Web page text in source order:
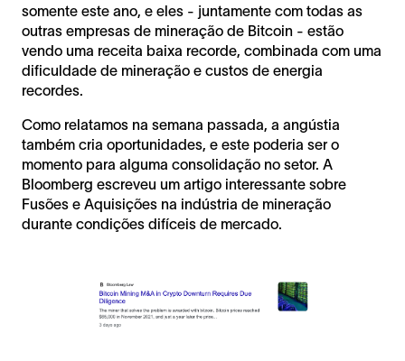
somente este ano, e eles - juntamente com todas as
outras empresas de mineração de Bitcoin - estão
vendo uma receita baixa recorde, combinada com uma
dificuldade de mineração e custos de energia
recordes.
Como relatamos na semana passada, a angústia
também cria oportunidades, e este poderia ser o
momento para alguma consolidação no setor. A
Bloomberg escreveu um artigo interessante sobre
Fusões e Aquisições na indústria de mineração
durante condições difíceis de mercado.